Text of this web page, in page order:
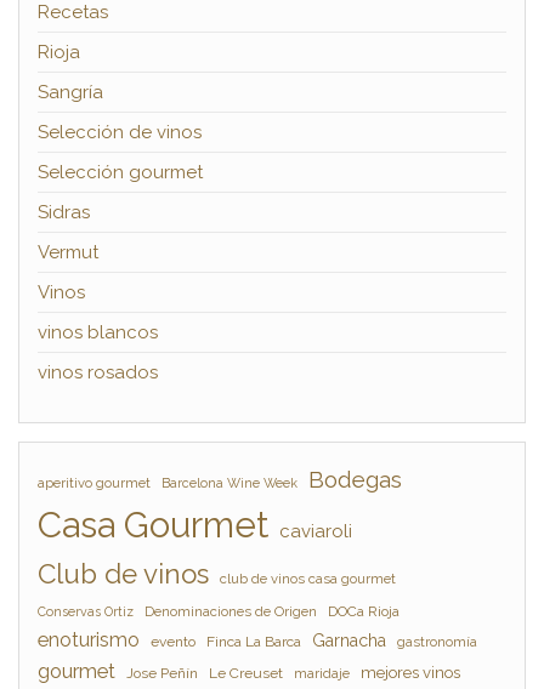
Recetas
Rioja
Sangría
Selección de vinos
Selección gourmet
Sidras
Vermut
Vinos
vinos blancos
vinos rosados
aperitivo gourmet Barcelona Wine Week Bodegas
Casa Gourmet caviaroli
Club de vinos club de vinos casa gourmet
Conservas Ortiz Denominaciones de Origen DOCa Rioja
enoturismo evento Finca La Barca Garnacha gastronomía
gourmet Jose Peñín Le Creuset maridaje mejores vinos